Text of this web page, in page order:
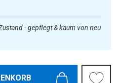
- gepflegt & kaum von neu